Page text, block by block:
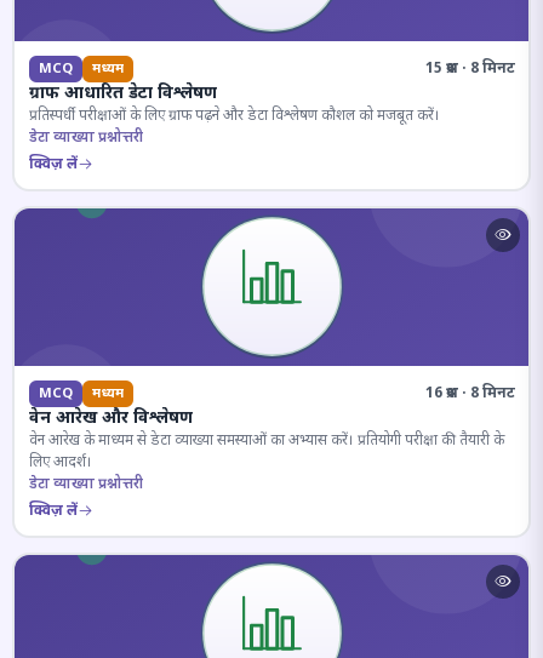
MCQ मध्यम 15 प्रश्न · 8 मिनट
ग्राफ आधारित डेटा विश्लेषण
प्रतिस्पर्धी परीक्षाओं के लिए ग्राफ पढ़ने और डेटा विश्लेषण कौशल को मजबूत करें।
डेटा व्याख्या प्रश्नोत्तरी
क्विज़ लें
MCQ मध्यम 16 प्रश्न · 8 मिनट
वेन आरेख और विश्लेषण
वेन आरेख के माध्यम से डेटा व्याख्या समस्याओं का अभ्यास करें। प्रतियोगी परीक्षा की तैयारी के
लिए आदर्श।
डेटा व्याख्या प्रश्नोत्तरी
क्विज़ लें